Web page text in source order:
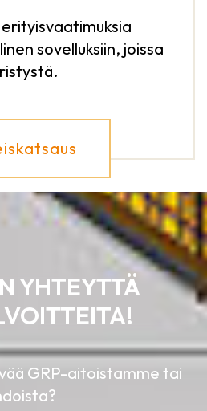
sovelluksiin, joissa
YHTEYTTÄ
GRP-aitoistamme tai